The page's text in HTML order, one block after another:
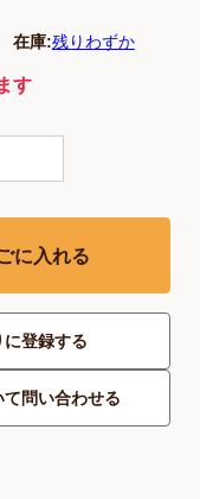
在庫:残りわずか
す
に入れる
に登録する
問い合わせる